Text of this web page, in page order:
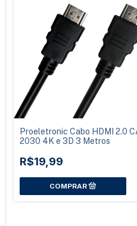
Proeletronic Cabo HDMI 2.0
2030 4K e 3D 3 Metros
R$19,99